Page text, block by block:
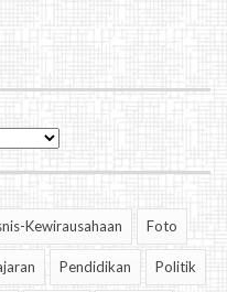
Kewirausahaan Foto
Pendidikan Politik